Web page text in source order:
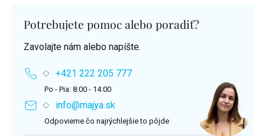
Potrebujete pomoc alebo poradiť?
Zavolajte nám alebo napíšte.
+421 222 205 777
Po - Pia: 8:00 - 14:00
info@majya.sk
Odpovieme čo najrýchlejšie to pôjde